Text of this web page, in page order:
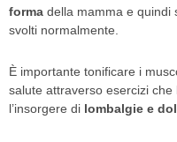
forma della mamma e quindi
svolti normalmente.
È importante tonificare i
salute attraverso esercizi
l’insorgere di lombalgie e